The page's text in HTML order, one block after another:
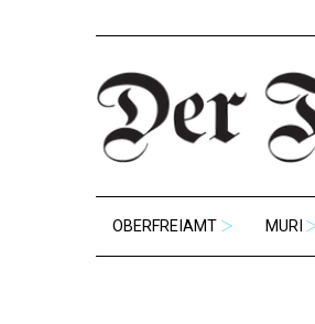
OBERFREIAMT MURI